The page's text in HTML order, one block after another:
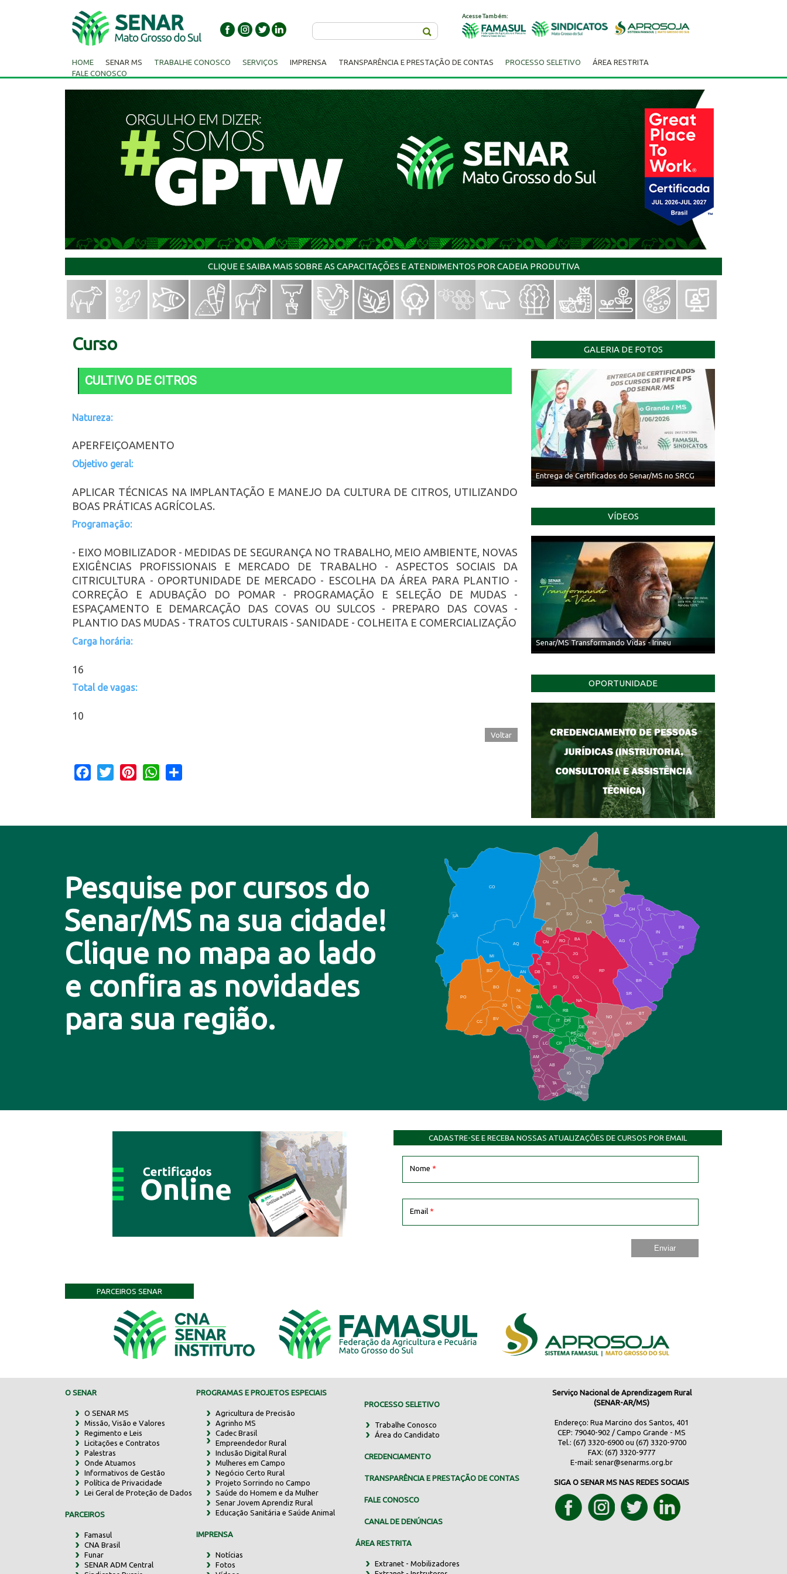
Acesse Também:
HOME SENAR MS TRABALHE CONOSCO SERVIÇOS IMPRENSA TRANSPARÊNCIA E PRESTAÇÃO DE CONTAS PROCESSO SELETIVO
ÁREA RESTRITA
FALE CONOSCO
CLIQUE E SAIBA MAIS SOBRE AS CAPACITAÇÕES E ATENDIMENTOS POR CADEIA PRODUTIVA
GALERIA DE FOTOS
Entrega de Certificados do Senar/MS no SRCG
VÍDEOS
Senar/MS Transformando Vidas - Irineu
OPORTUNIDADE
Curso
CULTIVO DE CITROS
Natureza:
APERFEIÇOAMENTO
Objetivo geral:
APLICAR TÉCNICAS NA IMPLANTAÇÃO E MANEJO DA CULTURA DE CITROS, UTILIZANDO
BOAS PRÁTICAS AGRÍCOLAS.
Programação:
- EIXO MOBILIZADOR - MEDIDAS DE SEGURANÇA NO TRABALHO, MEIO AMBIENTE, NOVAS
EXIGÊNCIAS PROFISSIONAIS E MERCADO DE TRABALHO - ASPECTOS SOCIAIS DA
CITRICULTURA - OPORTUNIDADE DE MERCADO - ESCOLHA DA ÁREA PARA PLANTIO -
CORREÇÃO E ADUBAÇÃO DO POMAR - PROGRAMAÇÃO E SELEÇÃO DE MUDAS -
ESPAÇAMENTO E DEMARCAÇÃO DAS COVAS OU SULCOS - PREPARO DAS COVAS -
PLANTIO DAS MUDAS - TRATOS CULTURAIS - SANIDADE - COLHEITA E COMERCIALIZAÇÃO
Carga horária:
16
Total de vagas:
10
Voltar
Facebook
Twitter PinterestWhatsApp
Pesquise por cursos do
Senar/MS na sua cidade!
Clique no mapa ao lado
e confira as novidades
para sua região.
CO
AQ
MI
AN
CX
RI
AL
CR
FI
SG
BA
CA
PA
CH CL
PB
SE
TL
AG
BR
SR
BT
AR
RP
RO
JG
CG
SI
NA
TA
NH
JT
RB
MA
IT
DR
DO
CP
JU
NV
IQ
EL
BD
BO
NI
JD
PO
BV
CC
PP
AJ
LC
AM
AB
JP
DB
TE
CS
PR
TA
SQ
IG
MN
IN
NO
BP
RN
CN
GL
AN
IV
FS
VC
GD
DE
AT
PG
SO
LA
CADASTRE-SE E RECEBA NOSSAS ATUALIZAÇÕES DE CURSOS POR EMAIL
Nome *
Email *
PARCEIROS SENAR
O SENAR
O SENAR MS
Missão, Visão e Valores
Regimento e Leis
Licitações e Contratos
Palestras
Onde Atuamos
Informativos de Gestão
Política de Privacidade
Lei Geral de Proteção de Dados
PARCEIROS
Famasul
CNA Brasil
Funar
SENAR ADM Central
PROGRAMAS E PROJETOS ESPECIAIS
Agricultura de Precisão
Agrinho MS
Cadec Brasil
Empreendedor Rural
Inclusão Digital Rural
Mulheres em Campo
Negócio Certo Rural
Projeto Sorrindo no Campo
Saúde do Homem e da Mulher
Senar Jovem Aprendiz Rural
Educação Sanitária e Saúde Animal
IMPRENSA
Notícias
Fotos
PROCESSO SELETIVO
Trabalhe Conosco
Área do Candidato
CREDENCIAMENTO
TRANSPARÊNCIA E PRESTAÇÃO DE CONTAS
FALE CONOSCO
CANAL DE DENÚNCIAS
ÁREA RESTRITA
Extranet - Mobilizadores
Serviço Nacional de Aprendizagem Rural
(SENAR-AR/MS)
Endereço: Rua Marcino dos Santos, 401
CEP: 79040-902 / Campo Grande - MS
Tel.: (67) 3320-6900 ou (67) 3320-9700
FAX: (67) 3320-9777
E-mail:senar@senarms.org.br
SIGA O SENAR MS NAS REDES SOCIAIS